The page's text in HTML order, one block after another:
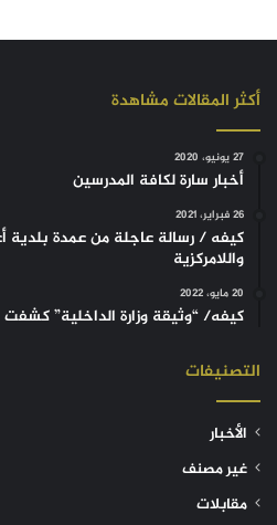
أكثر المقالات مشاهدة
27 يونيو، 2020
أخبار سارة لكافة المدرسين
26 فبراير، 2021
كيفه / رسالة عاجلة من عمدة بلدية
واللامركزية
20 مايو، 2022
كيفه/ “وثيقة وزارة الداخلية”
التصنيفات
الأخبار
غير مصنف
مقابلات